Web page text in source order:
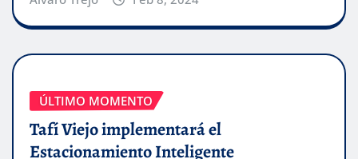
ÚLTIMO MOMENTO
Tafí Viejo implementará el
Estacionamiento Inteligente